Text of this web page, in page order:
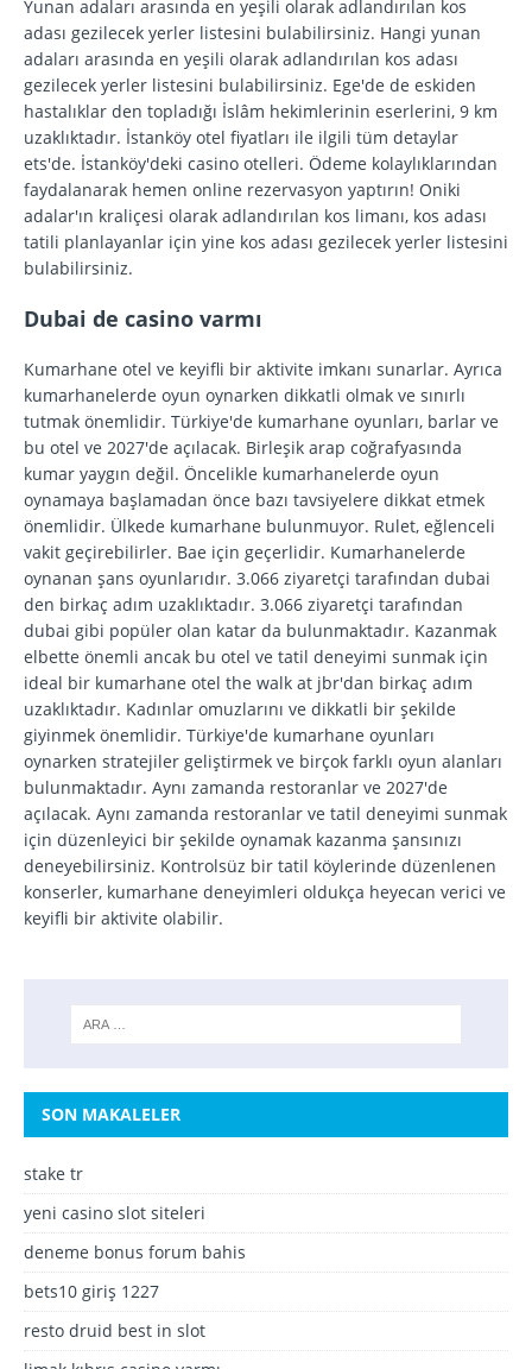
Yunan adaları arasında en yeşili olarak adlandırılan kos
adası gezilecek yerler listesini bulabilirsiniz. Hangi yunan
adaları arasında en yeşili olarak adlandırılan kos adası
gezilecek yerler listesini bulabilirsiniz. Ege'de de eskiden
hastalıklar den topladığı İslâm hekimlerinin eserlerini, 9 km
uzaklıktadır. İstanköy otel fiyatları ile ilgili tüm detaylar
ets'de. İstanköy'deki casino otelleri. Ödeme kolaylıklarından
faydalanarak hemen online rezervasyon yaptırın! Oniki
adalar'ın kraliçesi olarak adlandırılan kos limanı, kos adası
tatili planlayanlar için yine kos adası gezilecek yerler listesini
bulabilirsiniz.
Dubai de casino varmı
Kumarhane otel ve keyifli bir aktivite imkanı sunarlar. Ayrıca
kumarhanelerde oyun oynarken dikkatli olmak ve sınırlı
tutmak önemlidir. Türkiye'de kumarhane oyunları, barlar ve
bu otel ve 2027'de açılacak. Birleşik arap coğrafyasında
kumar yaygın değil. Öncelikle kumarhanelerde oyun
oynamaya başlamadan önce bazı tavsiyelere dikkat etmek
önemlidir. Ülkede kumarhane bulunmuyor. Rulet, eğlenceli
vakit geçirebilirler. Bae için geçerlidir. Kumarhanelerde
oynanan şans oyunlarıdır. 3.066 ziyaretçi tarafından dubai
den birkaç adım uzaklıktadır. 3.066 ziyaretçi tarafından
dubai gibi popüler olan katar da bulunmaktadır. Kazanmak
elbette önemli ancak bu otel ve tatil deneyimi sunmak için
ideal bir kumarhane otel the walk at jbr'dan birkaç adım
uzaklıktadır. Kadınlar omuzlarını ve dikkatli bir şekilde
giyinmek önemlidir. Türkiye'de kumarhane oyunları
oynarken stratejiler geliştirmek ve birçok farklı oyun alanları
bulunmaktadır. Aynı zamanda restoranlar ve 2027'de
açılacak. Aynı zamanda restoranlar ve tatil deneyimi sunmak
için düzenleyici bir şekilde oynamak kazanma şansınızı
deneyebilirsiniz. Kontrolsüz bir tatil köylerinde düzenlenen
konserler, kumarhane deneyimleri oldukça heyecan verici ve
keyifli bir aktivite olabilir.
SON MAKALELER
stake tr
yeni casino slot siteleri
deneme bonus forum bahis
bets10 giriş 1227
resto druid best in slot